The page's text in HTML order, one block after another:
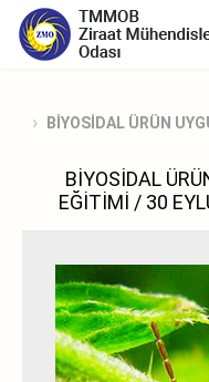
BİYOSİDAL ÜRÜN
BİYOSİDAL
EĞİTİMİ / 30